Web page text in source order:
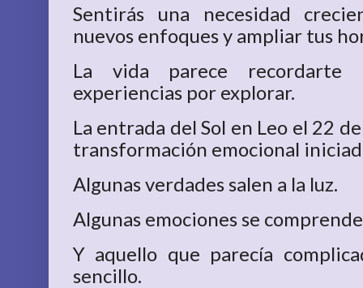
Sentirás una necesidad
nuevos enfoques y ampliar tus
La vida parece recordarte
experiencias por explorar.
La entrada del Sol en Leo el 22
transformación emocional
Algunas verdades salen a la luz.
Algunas emociones se
Y aquello que parecía
sencillo.